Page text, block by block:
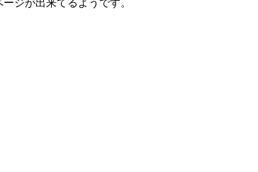
ジが出来てるようです。